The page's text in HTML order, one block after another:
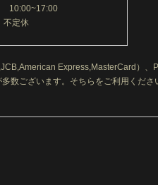
不定休
Express,MasterCard）、
数ございます。そちらをご利用くださ